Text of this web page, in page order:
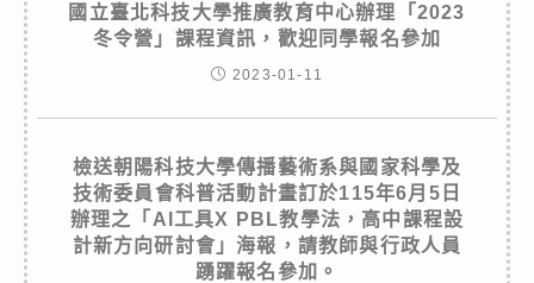
國立臺北科技大學推廣教育中心辦理「2023
冬令營」課程資訊，歡迎同學報名參加
2023-01-11
檢送朝陽科技大學傳播藝術系與國家科學及
技術委員會科普活動計畫訂於115年6月5日
辦理之「AI工具X PBL教學法，高中課程設
計新方向研討會」海報，請教師與行政人員
踴躍報名參加。